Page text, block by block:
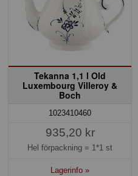
Tekanna 1,1 l Old
Luxembourg Villeroy &
Boch
1023410460
935,20 kr
Hel förpackning = 1*1 st
Lagerinfo »